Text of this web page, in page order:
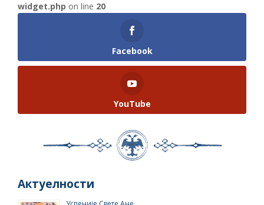
widget.php on line 20
Facebook
YouTube
Актуелности